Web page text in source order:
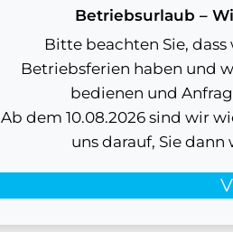
Betriebsurlaub –
Bitte beachten Sie,
Betriebsferien haben und
bedienen und
Ab dem 10.08.2026 sind wir
uns darauf, Sie